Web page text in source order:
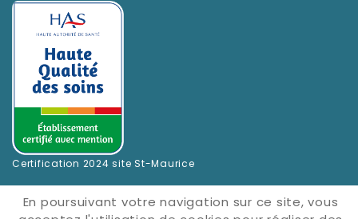
Certification 2024 site St-Maurice
En poursuivant votre navigation sur ce site, vous